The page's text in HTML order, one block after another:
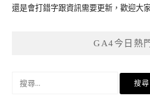
還是會打錯字跟資訊需要更新，歡迎大
GA4今日熱